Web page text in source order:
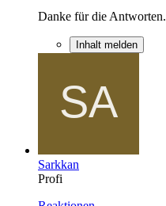
Danke für die Antworten.
Inhalt melden
Sarkkan
Profi